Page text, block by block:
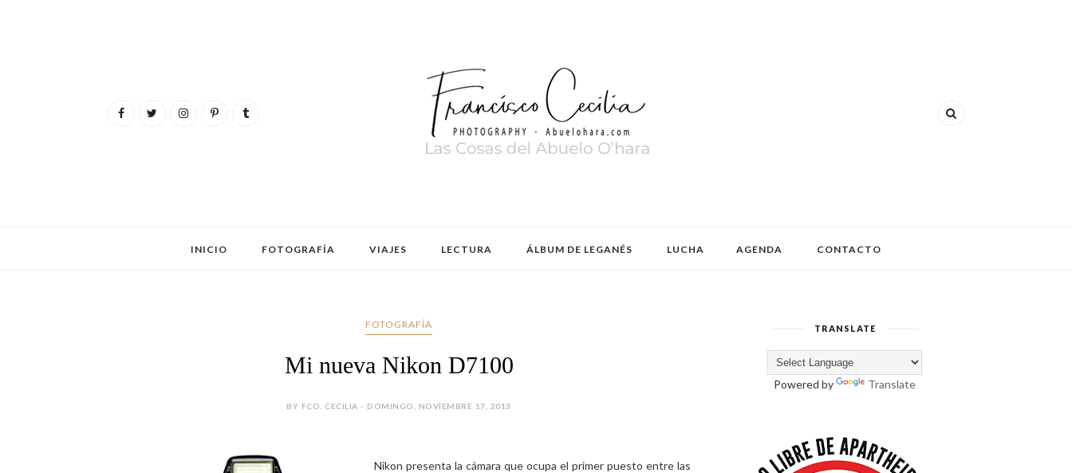
INICIO FOTOGRAFÍA VIAJES LECTURA ÁLBUM DE LEGANÉS LUCHA AGENDA CONTACTO
FOTOGRAFÍA
Mi nueva Nikon D7100
BY FCO. CECILIA - DOMINGO, NOVIEMBRE 17, 2013
Nikon presenta la cámara que ocupa el primer puesto entre las
TRANSLATE
Powered by Translate